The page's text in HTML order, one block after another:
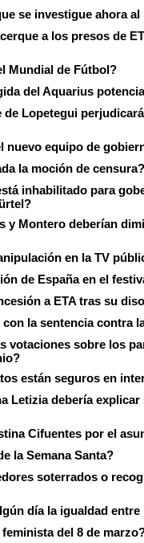
se investigue ahora
a los presos de
Mundial de Fútbol?
del Aquarius
de Lopetegui
nuevo equipo de
la moción de censura?
inhabilitado para
y Montero deberían
en la TV
de España en el
a ETA tras su
la sentencia contra
votaciones sobre los
están seguros en
Letizia debería
Cifuentes por el
la Semana Santa?
soterrados o
día la igualdad
del 8 de